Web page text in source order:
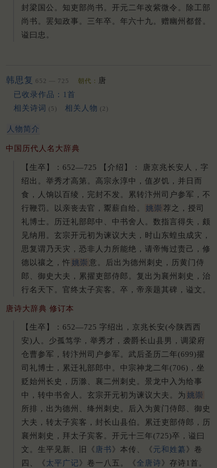
封梁国公。知吏部尚书。开元二年改紫微令。除工部
尚书。罢知政事。三年卒。年六十九。赠幽州都督。
谥曰忠。
韩思复 652 — 725 朝代： 唐
已收录作品：1首
相关诗词 (5) 相关人物 (2)
人物简介
中国历代人名大辞典
【生卒】：652—725 【介绍】： 唐京兆长安人，字
绍出。 举秀才高第。 高宗永淳中，值岁饥，并日而
食，人饷以百绫，完封不发。
累转汴州司户参军，不
行鞭罚。
以亲丧去官，鬻薪自给。 姚崇 荐之，授司
礼博士。
历迁礼部郎中、中书舍人。 数指言得失，颇
见纳用。 玄宗开元初为谏议大夫，时山东蝗虫成灾，
思复谓乃天灾，恐非人力所能绝，请帝悔过责己，修
德以禳之，忤 姚崇 意。
后出为德州刺史，历黄门侍
郎、御史大夫，累擢吏部侍郎。 复出为襄州刺史，治
行名天下。 官终太子宾客。 卒，帝亲题其碑，谥文。
唐诗大辞典 修订本
【生卒】：652—725 字绍出，京兆长安(今陕西西
安)人。 少孤笃学，举秀才，袭爵长山县男，调梁府
仓曹参军，转汴州司户参军。 武后圣历二年(699)擢
司礼博士，累迁礼部郎中。 中宗神龙二年(706)，坐
贬始州长史，历滁、襄二州刺史。 景龙中入为给事
中，转中书舍人。 玄宗开元初为谏议大夫。 为 姚崇
所排，出为德州、绛州刺史。
后入为黄门侍郎、御史
大夫，转太子宾客，封长山县伯。
累迁吏部侍郎，历
襄州刺史，拜太子宾客。 开元十三年(725)卒，谥曰
文。 生平见新、旧《 唐书》本传、《元和姓纂》卷
四、《太平广记》卷一八五。 《全唐诗》存诗1首。